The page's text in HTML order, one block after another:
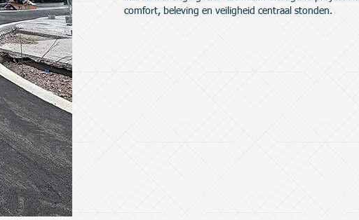
comfort, beleving en veiligheid centraal stonden.